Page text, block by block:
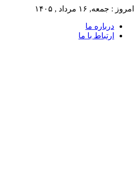
امروز : جمعه, ۱۶ مرداد , ۱۴۰۵
درباره ما
ارتباط با ما